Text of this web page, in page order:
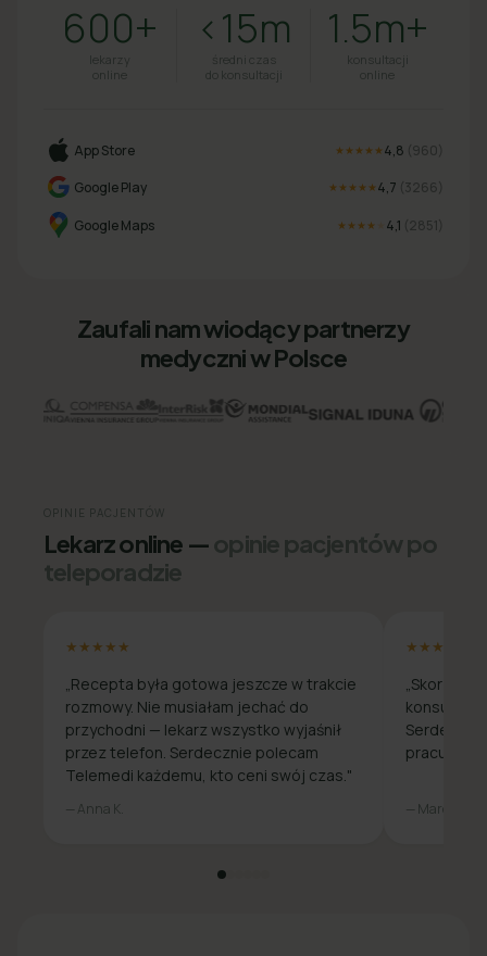
600+
lekarzy
online
<15m
średni czas
do konsultacji
1.5m+
konsultacji
online
App Store ★★★★★ 4,8 (960
Google Play
★★★★★ 4,7 (3266
Google Maps ★★★★ 4,1 (2851
Zaufali nam wiodący partnerzy
medyczni w Polsce
OPINIE PACJENTÓW
Lekarz online —opinie pacjentów po
teleporadzie
★★★★★
„Recepta była gotowa jeszcze w trakcie
rozmowy. Nie musiałam jechać do
przychodni — lekarz wszystko wyjaśnił
przez telefon. Serdecznie polecam
Telemedi każdemu, kto ceni swój czas."
— Anna K.
★★★★★
pracuje
— Marcin W.